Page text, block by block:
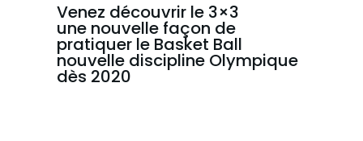
Venez découvrir le 3×3
une nouvelle façon de
pratiquer le Basket Ball
nouvelle discipline Olympique
dès 2020